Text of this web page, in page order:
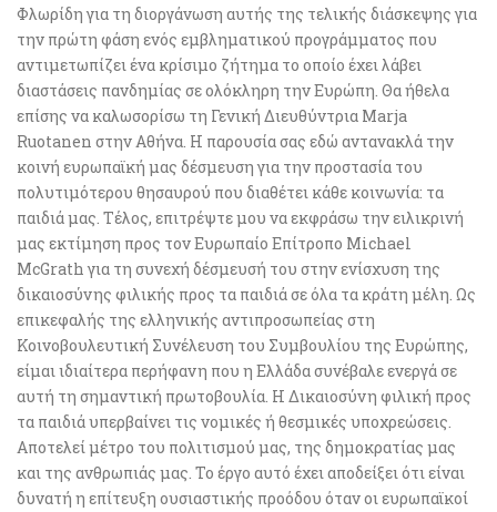
Φλωρίδη για τη διοργάνωση αυτής της τελικής διάσκεψης για
την πρώτη φάση ενός εμβληματικού προγράμματος που
αντιμετωπίζει ένα κρίσιμο ζήτημα το οποίο έχει λάβει
διαστάσεις πανδημίας σε ολόκληρη την Ευρώπη. Θα ήθελα
επίσης να καλωσορίσω τη Γενική Διευθύντρια Marja
Ruotanen στην Αθήνα. Η παρουσία σας εδώ αντανακλά την
κοινή ευρωπαϊκή μας δέσμευση για την προστασία του
πολυτιμότερου θησαυρού που διαθέτει κάθε κοινωνία: τα
παιδιά μας. Τέλος, επιτρέψτε μου να εκφράσω την ειλικρινή
μας εκτίμηση προς τον Ευρωπαίο Επίτροπο Michael
McGrath για τη συνεχή δέσμευσή του στην ενίσχυση της
δικαιοσύνης φιλικής προς τα παιδιά σε όλα τα κράτη μέλη. Ως
επικεφαλής της ελληνικής αντιπροσωπείας στη
Κοινοβουλευτική Συνέλευση του Συμβουλίου της Ευρώπης,
είμαι ιδιαίτερα περήφανη που η Ελλάδα συνέβαλε ενεργά σε
αυτή τη σημαντική πρωτοβουλία. Η Δικαιοσύνη φιλική προς
τα παιδιά υπερβαίνει τις νομικές ή θεσμικές υποχρεώσεις.
Αποτελεί μέτρο του πολιτισμού μας, της δημοκρατίας μας
και της ανθρωπιάς μας. Το έργο αυτό έχει αποδείξει ότι είναι
δυνατή η επίτευξη ουσιαστικής προόδου όταν οι ευρωπαϊκοί